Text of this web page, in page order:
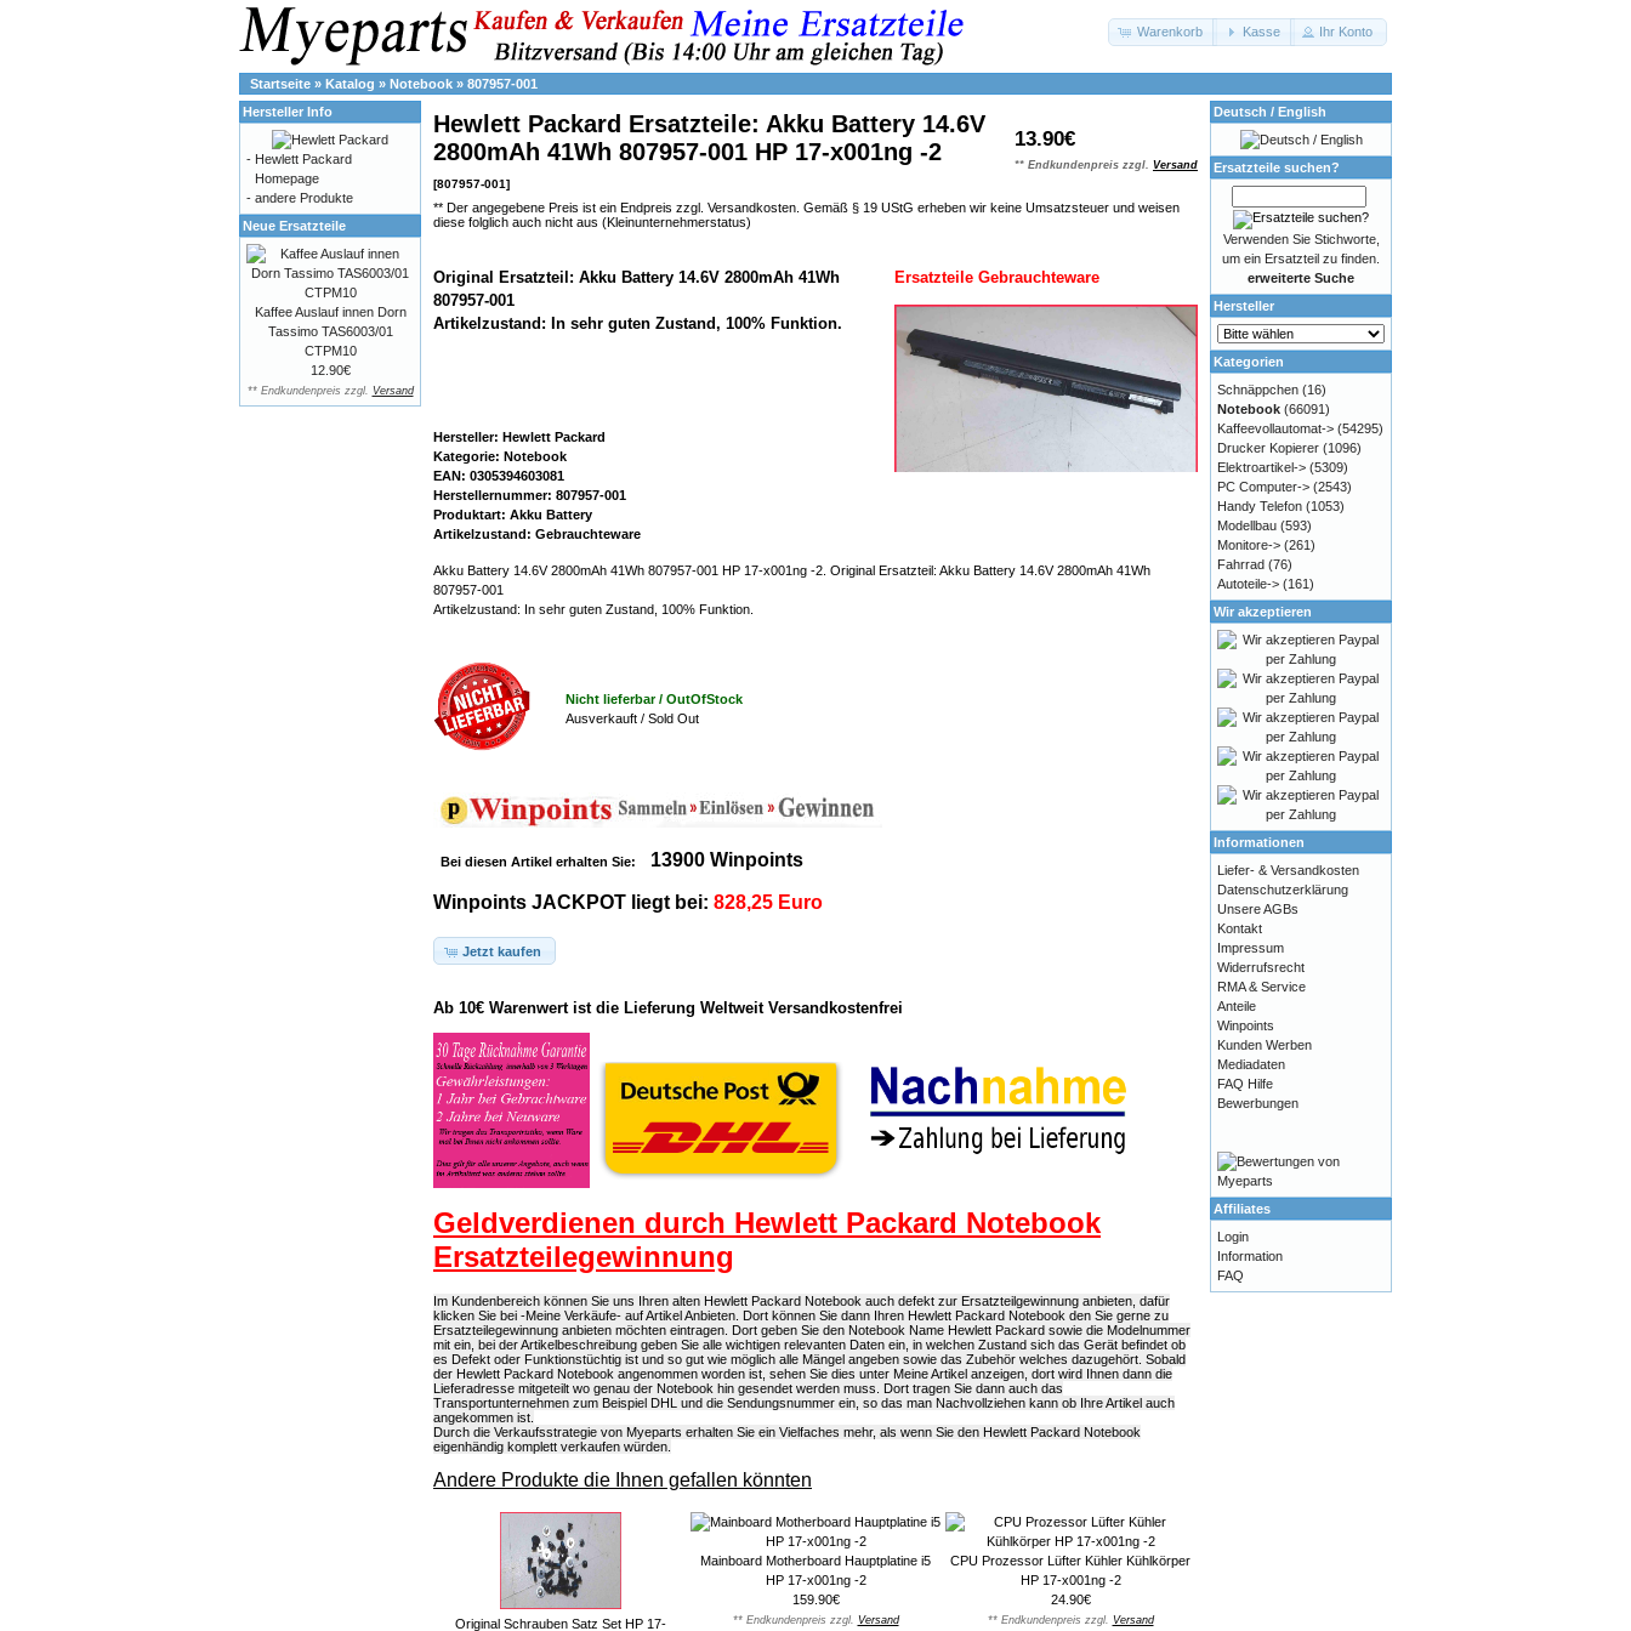
Warenkorb Kasse Ihr Konto
Startseite » Katalog » Notebook » 807957-001
13.90€
** Endkundenpreis zzgl. Versand
Hewlett Packard Ersatzteile: Akku Battery 14.6V
2800mAh 41Wh 807957-001 HP 17-x001ng -2
[807957-001]
** Der angegebene Preis ist ein Endpreis zzgl. Versandkosten. Gemäß § 19 UStG erheben wir keine Umsatzsteuer und weisen
diese folglich auch nicht aus (Kleinunternehmerstatus)
Ersatzteile Gebrauchteware
Original Ersatzteil: Akku Battery 14.6V 2800mAh 41Wh
807957-001
Artikelzustand: In sehr guten Zustand, 100% Funktion.
Hersteller: Hewlett Packard
Kategorie: Notebook
EAN: 0305394603081
Herstellernummer: 807957-001
Produktart: Akku Battery
Artikelzustand: Gebrauchteware
Akku Battery 14.6V 2800mAh 41Wh 807957-001 HP 17-x001ng -2. Original Ersatzteil: Akku Battery 14.6V 2800mAh 41Wh
807957-001
Artikelzustand: In sehr guten Zustand, 100% Funktion.
Nicht lieferbar / OutOfStock
Ausverkauft / Sold Out
Bei diesen Artikel erhalten Sie: 13900 Winpoints
Winpoints JACKPOT liegt bei: 828,25 Euro
Jetzt kaufen
Ab 10€ Warenwert ist die Lieferung Weltweit Versandkostenfrei
Geldverdienen durch Hewlett Packard Notebook
Ersatzteilegewinnung
Im Kundenbereich können Sie uns Ihren alten Hewlett Packard Notebook auch defekt zur Ersatzteilgewinnung anbieten, dafür
klicken Sie bei -Meine Verkäufe- auf Artikel Anbieten. Dort können Sie dann Ihren Hewlett Packard Notebook den Sie gerne zu
Ersatzteilegewinnung anbieten möchten eintragen. Dort geben Sie den Notebook Name Hewlett Packard sowie die Modelnummer
mit ein, bei der Artikelbeschreibung geben Sie alle wichtigen relevanten Daten ein, in welchen Zustand sich das Gerät befindet ob
es Defekt oder Funktionstüchtig ist und so gut wie möglich alle Mängel angeben sowie das Zubehör welches dazugehört. Sobald
der Hewlett Packard Notebook angenommen worden ist, sehen Sie dies unter Meine Artikel anzeigen, dort wird Ihnen dann die
Lieferadresse mitgeteilt wo genau der Notebook hin gesendet werden muss. Dort tragen Sie dann auch das
Transportunternehmen zum Beispiel DHL und die Sendungsnummer ein, so das man Nachvollziehen kann ob Ihre Artikel auch
angekommen ist.
Durch die Verkaufsstrategie von Myeparts erhalten Sie ein Vielfaches mehr, als wenn Sie den Hewlett Packard Notebook
eigenhändig komplett verkaufen würden.
Andere Produkte die Ihnen gefallen könnten
Original Schrauben Satz Set HP 17-
Mainboard Motherboard Hauptplatine i5
HP 17-x001ng -2
159.90€
** Endkundenpreis zzgl. Versand
CPU Prozessor Lüfter Kühler Kühlkörper
HP 17-x001ng -2
24.90€
** Endkundenpreis zzgl. Versand
Hersteller Info
- Hewlett Packard
Homepage
- andere Produkte
Neue Ersatzteile
Kaffee Auslauf innen Dorn
Tassimo TAS6003/01
CTPM10
12.90€
** Endkundenpreis zzgl. Versand
Deutsch / English
Ersatzteile suchen?
Verwenden Sie Stichworte,
um ein Ersatzteil zu finden.
erweiterte Suche
Hersteller
Kategorien
Schnäppchen (16)
Notebook (66091)
Kaffeevollautomat-> (54295)
Drucker Kopierer (1096)
Elektroartikel-> (5309)
PC Computer-> (2543)
Handy Telefon (1053)
Modellbau (593)
Monitore-> (261)
Fahrrad (76)
Autoteile-> (161)
Wir akzeptieren
Informationen
Liefer- & Versandkosten
Datenschutzerklärung
Unsere AGBs
Kontakt
Impressum
Widerrufsrecht
RMA & Service
Anteile
Winpoints
Kunden Werben
Mediadaten
FAQ Hilfe
Bewerbungen
Affiliates
Login
Information
FAQ